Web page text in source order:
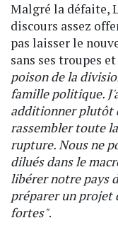
Malgré la défaite,
discours assez
pas laisser le
sans ses troupes
poison de la
famille politique.
additionner plutôt
rassembler toute
rupture. Nous ne
dilués dans le
libérer notre pays
préparer un projet
fortes".